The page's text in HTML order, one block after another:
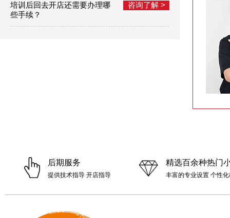
培训后回去开店还需要办理哪
些手续？
咨询了解 >
后期服务
提供技术指导 开店指导
精选百余种热门
丰富的专业设置 个性